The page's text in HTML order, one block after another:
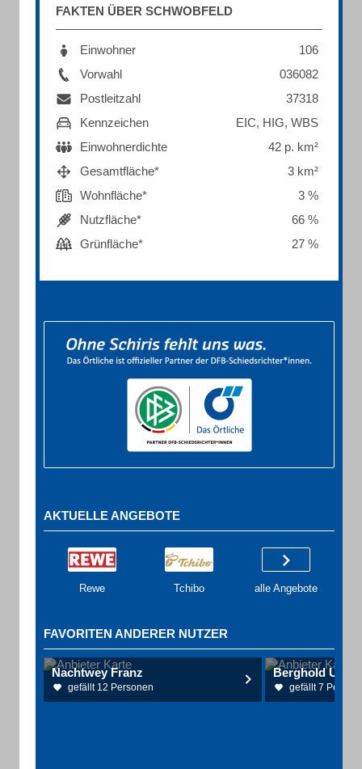
FAKTEN ÜBER SCHWOBFELD
Einwohner
106
Vorwahl
036082
Postleitzahl
37318
Kennzeichen
EIC, HIG, WBS
Einwohnerdichte
42 p. km²
Gesamtfläche*
3 km²
Wohnfläche*
3 %
Nutzfläche*
66 %
Grünfläche*
27 %
AKTUELLE ANGEBOTE
Rewe Tchibo alle Angebote
FAVORITEN ANDERER NUTZER
Nachtwey Franz
gefällt 12 Personen gefällt 7